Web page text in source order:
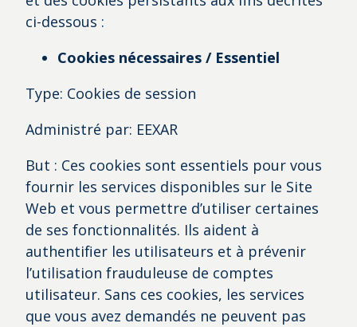
ci-dessous :
Cookies nécessaires / Essentiel
Type: Cookies de session
Administré par: EEXAR
But : Ces cookies sont essentiels pour vous
fournir les services disponibles sur le Site
Web et vous permettre d’utiliser certaines
de ses fonctionnalités. Ils aident à
authentifier les utilisateurs et à prévenir
l’utilisation frauduleuse de comptes
utilisateur. Sans ces cookies, les services
que vous avez demandés ne peuvent pas